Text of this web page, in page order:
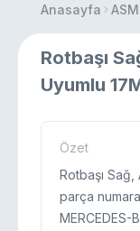
Anasayfa
Rotbaşı
Uyumlu
Özet
Rotbaşı Sağ,
parça
MERCEDES-